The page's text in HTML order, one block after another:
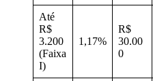
Até
R$
3.200
(Faixa
I)
1,17%
R$
30.00
0